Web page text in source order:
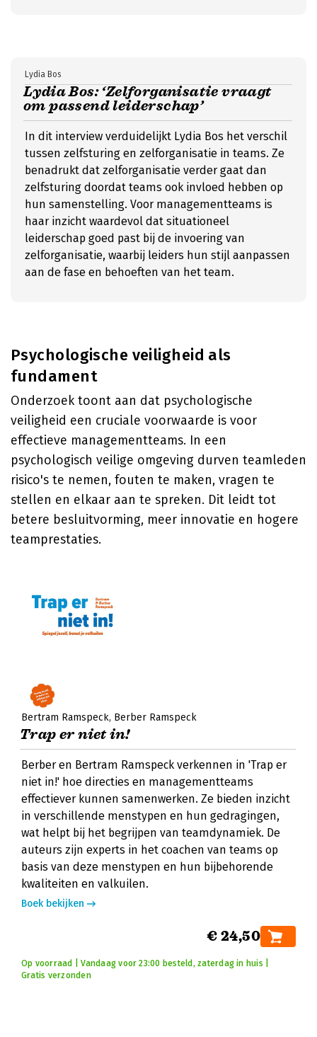
Lydia Bos: ‘Zelforganisatie vraagt
om passend leiderschap’
Lydia Bos
In dit interview verduidelijkt Lydia Bos het verschil
tussen zelfsturing en zelforganisatie in teams. Ze
benadrukt dat zelforganisatie verder gaat dan
zelfsturing doordat teams ook invloed hebben op
hun samenstelling. Voor managementteams is
haar inzicht waardevol dat situationeel
leiderschap goed past bij de invoering van
zelforganisatie, waarbij leiders hun stijl aanpassen
aan de fase en behoeften van het team.
Psychologische veiligheid als
fundament
Onderzoek toont aan dat psychologische
veiligheid een cruciale voorwaarde is voor
effectieve managementteams. In een
psychologisch veilige omgeving durven teamleden
risico's te nemen, fouten te maken, vragen te
stellen en elkaar aan te spreken. Dit leidt tot
betere besluitvorming, meer innovatie en hogere
teamprestaties.
Bertram Ramspeck Berber Ramspeck
Trap er niet in!
Berber en Bertram Ramspeck verkennen in 'Trap er
niet in!' hoe directies en managementteams
effectiever kunnen samenwerken. Ze bieden inzicht
in verschillende menstypen en hun gedragingen,
wat helpt bij het begrijpen van teamdynamiek. De
auteurs zijn experts in het coachen van teams op
basis van deze menstypen en hun bijbehorende
kwaliteiten en valkuilen.
Boek bekijken
€ 24,50
Op voorraad | Vandaag voor 23:00 besteld, zaterdag in huis |
Gratis verzonden